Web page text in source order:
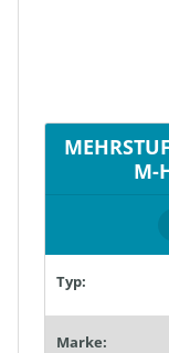
M-
Typ:
Marke: